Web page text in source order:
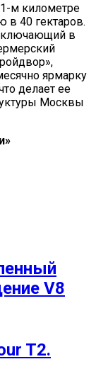
м километре
40 гектаров.
в
ярмарку
делает ее
Москвы
V8
T2.